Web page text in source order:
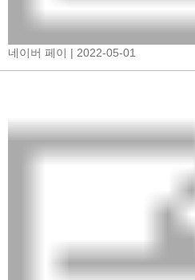
네이버 페이 | 2022-05-01